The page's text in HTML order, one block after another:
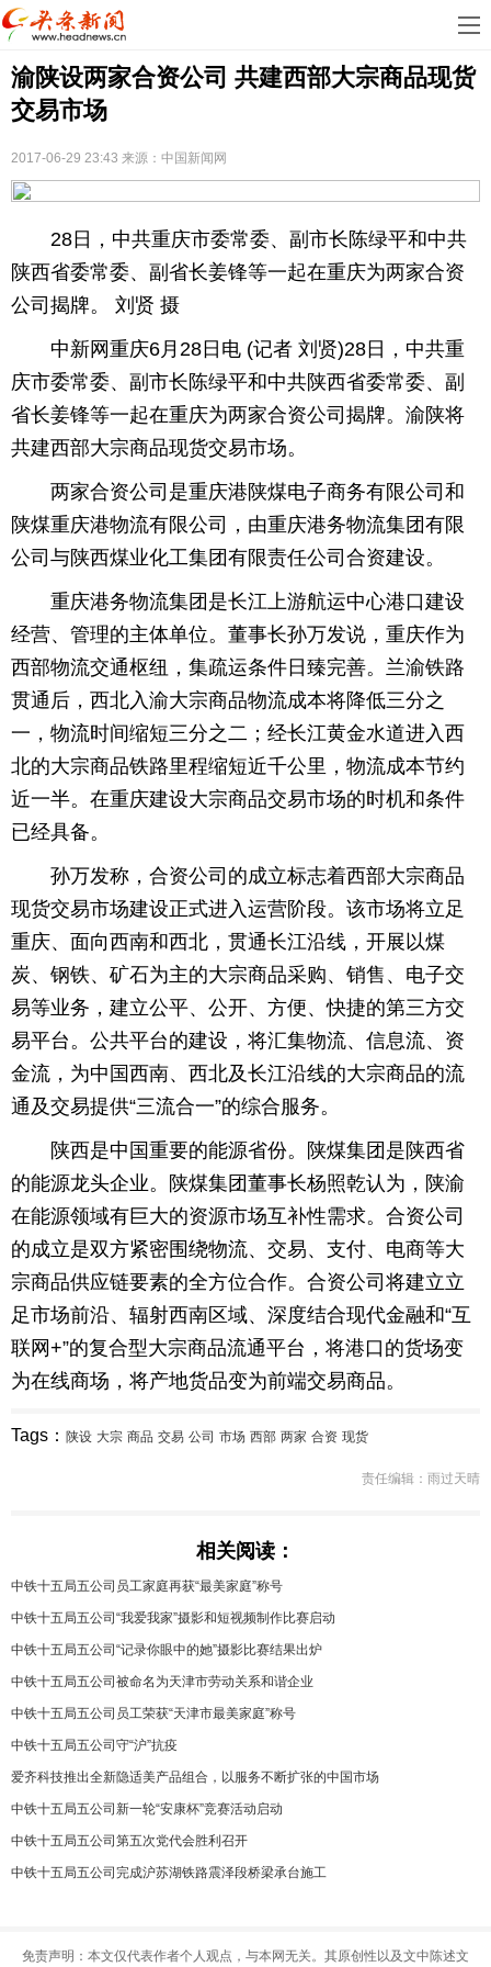
首
页
娱
乐
科
产
车
教
康
生
育
育
游
游
戏
快
讯
财
化
渝陕设两家合资公司 共建西部大宗商品现货
交易市场
2017-06-29 23:43 来源：中国新闻网
28日，中共重庆市委常委、副市长陈绿平和中共
陕西省委常委、副省长姜锋等一起在重庆为两家合资
公司揭牌。 刘贤 摄
中新网重庆6月28日电 (记者 刘贤)28日，中共重
庆市委常委、副市长陈绿平和中共陕西省委常委、副
省长姜锋等一起在重庆为两家合资公司揭牌。渝陕将
共建西部大宗商品现货交易市场。
两家合资公司是重庆港陕煤电子商务有限公司和
陕煤重庆港物流有限公司，由重庆港务物流集团有限
公司与陕西煤业化工集团有限责任公司合资建设。
重庆港务物流集团是长江上游航运中心港口建设
经营、管理的主体单位。董事长孙万发说，重庆作为
西部物流交通枢纽，集疏运条件日臻完善。兰渝铁路
贯通后，西北入渝大宗商品物流成本将降低三分之
一，物流时间缩短三分之二；经长江黄金水道进入西
北的大宗商品铁路里程缩短近千公里，物流成本节约
近一半。在重庆建设大宗商品交易市场的时机和条件
已经具备。
孙万发称，合资公司的成立标志着西部大宗商品
现货交易市场建设正式进入运营阶段。该市场将立足
重庆、面向西南和西北，贯通长江沿线，开展以煤
炭、钢铁、矿石为主的大宗商品采购、销售、电子交
易等业务，建立公平、公开、方便、快捷的第三方交
易平台。公共平台的建设，将汇集物流、信息流、资
金流，为中国西南、西北及长江沿线的大宗商品的流
通及交易提供“三流合一”的综合服务。
陕西是中国重要的能源省份。陕煤集团是陕西省
的能源龙头企业。陕煤集团董事长杨照乾认为，陕渝
在能源领域有巨大的资源市场互补性需求。合资公司
的成立是双方紧密围绕物流、交易、支付、电商等大
宗商品供应链要素的全方位合作。合资公司将建立立
足市场前沿、辐射西南区域、深度结合现代金融和“互
联网+”的复合型大宗商品流通平台，将港口的货场变
为在线商场，将产地货品变为前端交易商品。
Tags： 陕设 大宗 商品 交易 公司 市场 西部 两家 合资 现货
责任编辑：雨过天晴
相关阅读：
中铁十五局五公司员工家庭再获“最美家庭”称号
中铁十五局五公司“我爱我家”摄影和短视频制作比赛启动
中铁十五局五公司“记录你眼中的她”摄影比赛结果出炉
中铁十五局五公司被命名为天津市劳动关系和谐企业
中铁十五局五公司员工荣获“天津市最美家庭”称号
中铁十五局五公司守“沪”抗疫
爱齐科技推出全新隐适美产品组合，以服务不断扩张的中国市场
中铁十五局五公司新一轮“安康杯”竞赛活动启动
中铁十五局五公司第五次党代会胜利召开
中铁十五局五公司完成沪苏湖铁路震泽段桥梁承台施工
免责声明：本文仅代表作者个人观点，与本网无关。其原创性以及文中陈述文